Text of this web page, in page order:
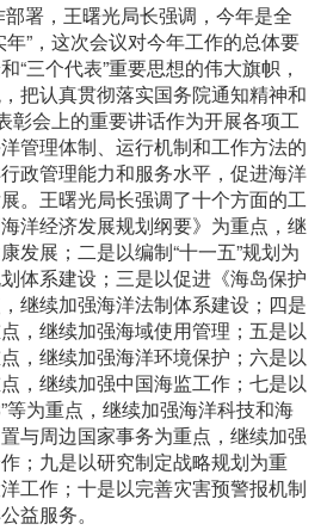
署，王曙光局长强调，今年是全
”，这次会议对今年工作的总体要
“三个代表”重要思想的伟大旗帜，
把认真贯彻落实国务院通知精神和
彰会上的重要讲话作为开展各项工
管理体制、运行机制和工作方法的
政管理能力和服务水平，促进海洋
。王曙光局长强调了十个方面的工
洋经济发展规划纲要》为重点，继
发展；二是以编制“十一五”规划为
体系建设；三是以促进《海岛保护
继续加强海洋法制体系建设；四是
，继续加强海域使用管理；五是以
，继续加强海洋环境保护；六是以
，继续加强中国海监工作；七是以
等为重点，继续加强海洋科技和海
与周边国家事务为重点，继续加强
；九是以研究制定战略规划为重
工作；十是以完善灾害预警报机制
益服务。